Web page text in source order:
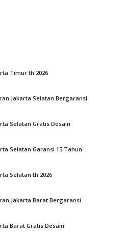
Timur th 2026
Jakarta Selatan Bergaransi
Selatan Gratis Desain
Selatan Garansi 15 Tahun
Selatan th 2026
Jakarta Barat Bergaransi
Barat Gratis Desain